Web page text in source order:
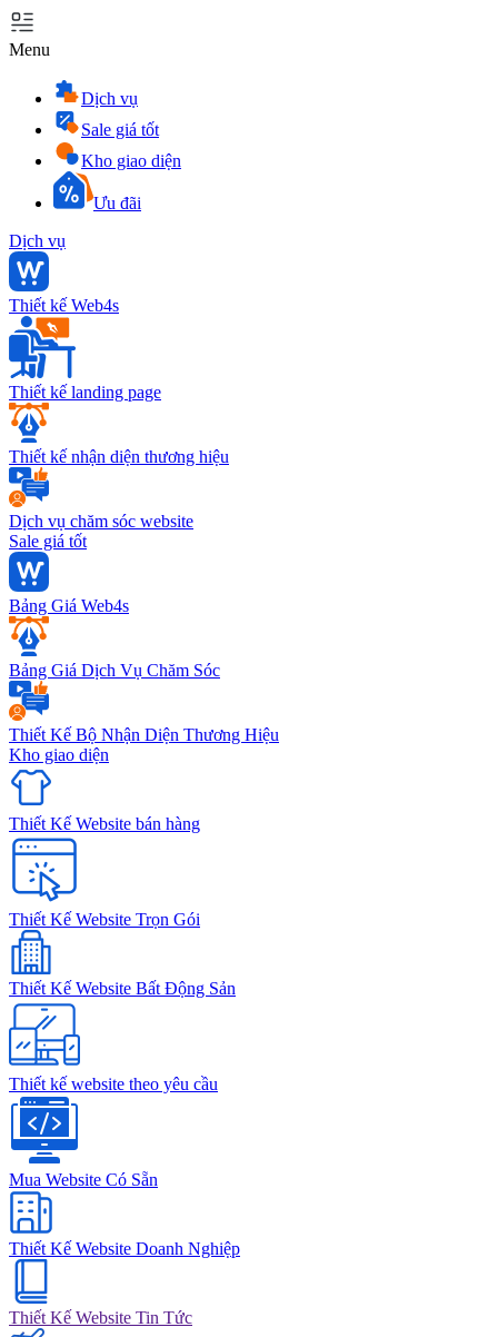
Menu
Dịch vụ
Sale giá tốt
Kho giao diện
Ưu đãi
Dịch vụ
Thiết kế Web4s
Thiết kế landing page
Thiết kế nhận diện thương hiệu
Dịch vụ chăm sóc website
Sale giá tốt
Bảng Giá Web4s
Bảng Giá Dịch Vụ Chăm Sóc
Thiết Kế Bộ Nhận Diện Thương Hiệu
Kho giao diện
Thiết Kế Website bán hàng
Thiết Kế Website Trọn Gói
Thiết Kế Website Bất Động Sản
Thiết kế website theo yêu cầu
Mua Website Có Sẵn
Thiết Kế Website Doanh Nghiệp
Thiết Kế Website Tin Tức